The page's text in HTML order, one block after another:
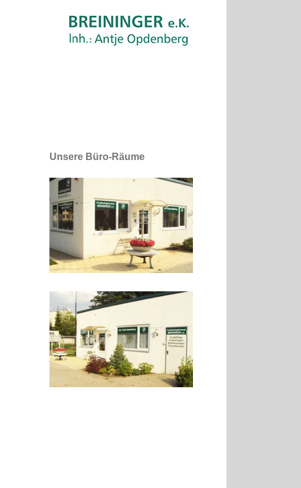
Unsere Büro-Räume